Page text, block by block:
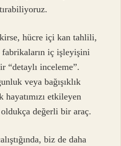
hücre içi kan tahlili,
iç işleyişini
“detaylı inceleme”.
veya bağışıklık
etkileyen
değerli bir araç.
biz de daha